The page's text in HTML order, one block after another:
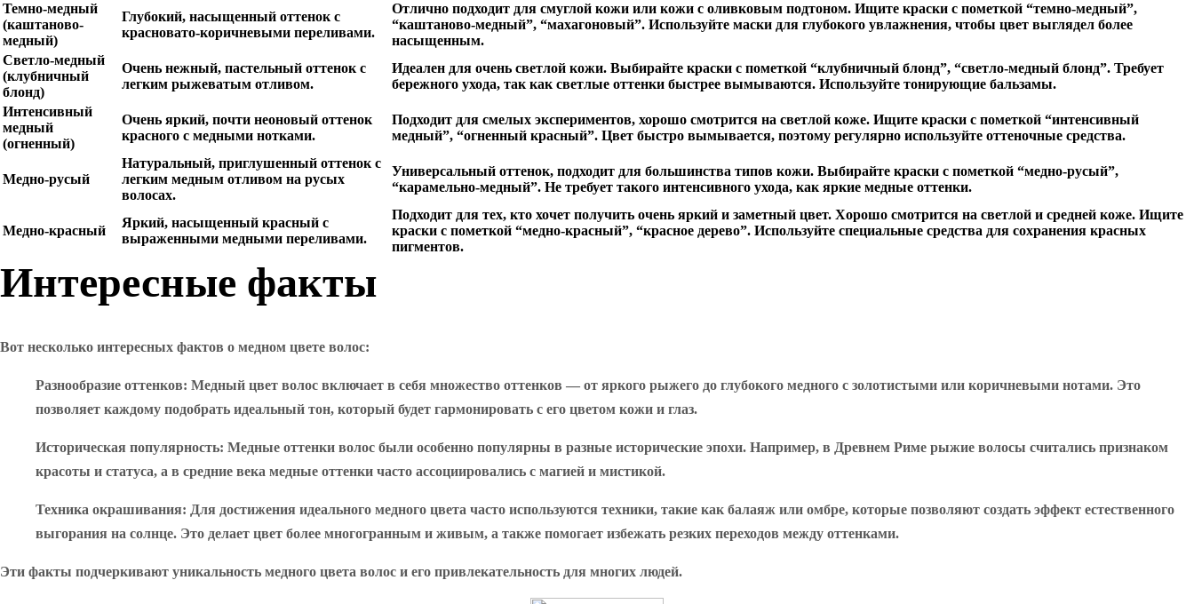
Темно-медный
(каштаново-
медный)
Глубокий, насыщенный оттенок с
красновато-коричневыми переливами.
Отлично подходит для смуглой кожи или кожи с оливковым подтоном. Ищите краски с пометкой “темно-медный”,
“каштаново-медный”, “махагоновый”. Используйте маски для глубокого увлажнения, чтобы цвет выглядел более
насыщенным.
Светло-медный
(клубничный
блонд)
Очень нежный, пастельный оттенок с
легким рыжеватым отливом.
Идеален для очень светлой кожи. Выбирайте краски с пометкой “клубничный блонд”, “светло-медный блонд”. Требует
бережного ухода, так как светлые оттенки быстрее вымываются. Используйте тонирующие бальзамы.
Интенсивный
медный
(огненный)
Очень яркий, почти неоновый оттенок
красного с медными нотками.
Подходит для смелых экспериментов, хорошо смотрится на светлой коже. Ищите краски с пометкой “интенсивный
медный”, “огненный красный”. Цвет быстро вымывается, поэтому регулярно используйте оттеночные средства.
Медно-русый
Натуральный, приглушенный оттенок с
легким медным отливом на русых
волосах.
Универсальный оттенок, подходит для большинства типов кожи. Выбирайте краски с пометкой “медно-русый”,
“карамельно-медный”. Не требует такого интенсивного ухода, как яркие медные оттенки.
Медно-красный
Яркий, насыщенный красный с
выраженными медными переливами.
Подходит для тех, кто хочет получить очень яркий и заметный цвет. Хорошо смотрится на светлой и средней коже. Ищите
краски с пометкой “медно-красный”, “красное дерево”. Используйте специальные средства для сохранения красных
пигментов.
Интересные факты
Вот несколько интересных фактов о медном цвете волос:
Разнообразие оттенков: Медный цвет волос включает в себя множество оттенков — от яркого рыжего до глубокого медного с золотистыми или коричневыми нотами. Это
позволяет каждому подобрать идеальный тон, который будет гармонировать с его цветом кожи и глаз.
Историческая популярность: Медные оттенки волос были особенно популярны в разные исторические эпохи. Например, в Древнем Риме рыжие волосы считались признаком
красоты и статуса, а в средние века медные оттенки часто ассоциировались с магией и мистикой.
Техника окрашивания: Для достижения идеального медного цвета часто используются техники, такие как балаяж или омбре, которые позволяют создать эффект естественного
выгорания на солнце. Это делает цвет более многогранным и живым, а также помогает избежать резких переходов между оттенками.
Эти факты подчеркивают уникальность медного цвета волос и его привлекательность для многих людей.